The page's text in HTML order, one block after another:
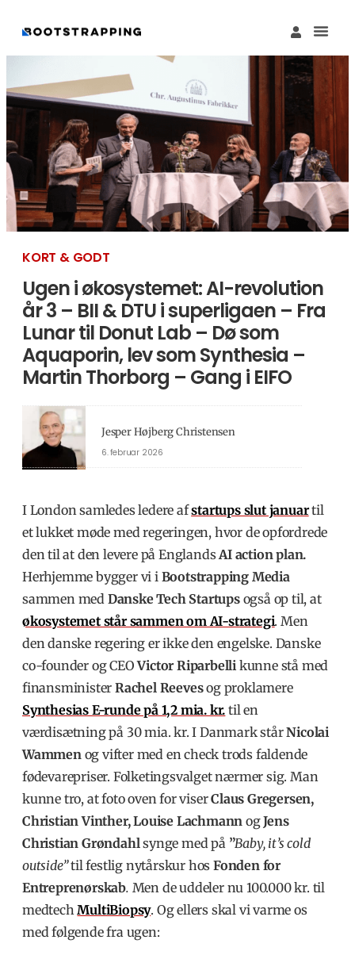
KORT & GODT
Ugen i økosystemet: AI-revolution
år 3 – BII & DTU i superligaen – Fra
Lunar til Donut Lab – Dø som
Aquaporin, lev som Synthesia –
Martin Thorborg – Gang i EIFO
Jesper Højberg Christensen
6. februar 2026
I London samledes ledere afstartups slut januartil
et lukket møde med regeringen, hvor de opfordrede
den til at den levere på EnglandsAI action plan.
Herhjemme bygger vi i Bootstrapping Media
sammen med Danske Tech Startupsogså op til, at
økosystemet står sammen om AI-strategi. Men
den danske regering er ikke den engelske. Danske
co-founder og CEOVictor Riparbelli kunne stå med
finansministerRachel Reevesog proklamere
Synthesias E-runde på 1,2 mia. kr. til en
værdisætning på 30 mia. kr. I Danmark stårNicolai
Wammenog vifter med en check trods faldende
fødevarepriser. Folketingsvalget nærmer sig. Man
kunne tro, at foto oven for viserClaus Gregersen,
Christian Vinther, Louise Lachmann ogJens
Christian Grøndahlsynge med på ”Baby, it’s cold
outside”til festlig nytårskur hosFonden for
Entreprenørskab. Men de uddeler nu 100.000 kr. til
medtechMultiBiopsy. Og ellers skal vi varme os
med følgende fra ugen: